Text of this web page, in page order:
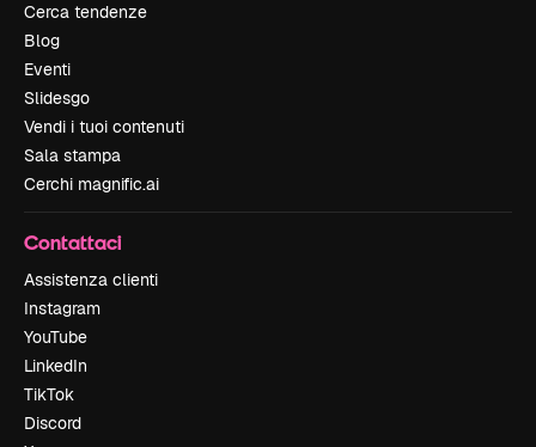
Cerca tendenze
Blog
Eventi
Slidesgo
Vendi i tuoi contenuti
Sala stampa
Cerchi magnific.ai
Contattaci
Assistenza clienti
Instagram
YouTube
LinkedIn
TikTok
Discord